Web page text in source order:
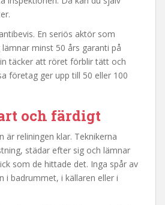
En seriös aktör som
minst 50 års garanti på
täcker att röret förblir tätt och
företag ger upp till 50 eller 100
och färdigt
är reliningen klar. Teknikerna
städar efter sig och lämnar
som de hittade det. Inga spår av
i badrummet, i källaren eller i